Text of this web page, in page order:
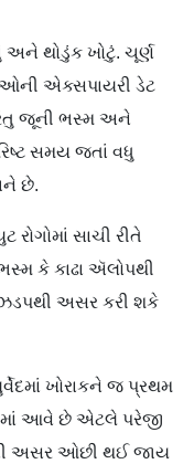
અને થોડુંક ખોટું. ચૂર્ણ
એક્સપાયરી ડેટ
જૂની ભસ્મ અને
સમય જતાં વધુ
છે.
રોગોમાં સાચી રીતે
કે કાઢા ઍલોપથી
અસર કરી શકે
ખોરાકને જ પ્રથમ
આવે છે એટલે પરેજી
અસર ઓછી થઈ જાય